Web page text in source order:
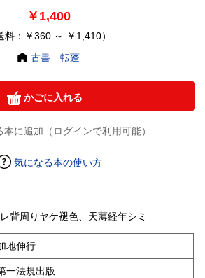
￥1,400
料：￥360 ～ ￥1,410）
古書 転蓬
かごに入れる
本に追加（ログインで利用可能）
気になる本の使い方
背周りヤケ褪色、天薄経年シミ
地伸行
一法規出版